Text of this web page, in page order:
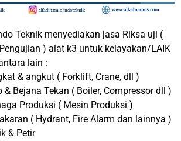
Teknik menyediakan jasa Riksa uji (
) alat k3 untuk kelayakan/LAIK
lain :
& angkut ( Forklift, Crane, dll )
& Bejana Tekan ( Boiler, Compressor dll )
Produksi ( Mesin Produksi )
( Hydrant, Fire Alarm dan lainnya )
& Petir